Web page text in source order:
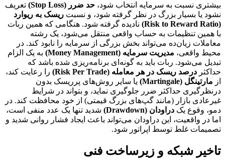
بیشتری نسبت به سرمایه انتخاب شود، حد ضرر (Stop Loss)
تعریف
نشود یا بسیار بزرگ در نظر گرفته شود، و نسبت ریسک به ریوارد
(Risk to Reward Ratio)
نادیده گرفته شود. هنگامی که همین ربات
با همین تنظیمات به حساب واقعی منتقل می‌شود، یک رشته
معاملات زیان‌ده می‌تواند بخش بزرگی از سرمایه را نابود کند. در
محیط واقعی، مدیریت سرمایه (Money Management)
به یک الزام
تبدیل می‌شود. ربات باید به گونه‌ای برنامه‌ریزی شده باشد که
حداکثر درصد ریسک در هر معامله (Risk Per Trade)
را رعایت کند،
از مارتینگل (Martingale)
یا سایر روش‌های پرریسک بدون
درنظرگیری حداکثر ضرر جلوگیری نماید، و بتواند در شرایط
غیرعادی بازار (مانند گپ‌های بزرگ قیمتی) از خود محافظت کند. در
دمو، وقوع یک دراودان (Drawdown)
شدید تنها یک عدد منفی است،
اما در واقعیت، این دراودان می‌تواند باعث ایجاد فشار روانی شدید و
تصمیمات غلط توسط اپراتور شود.
تاخیر شبکه و زیرساخت فنی